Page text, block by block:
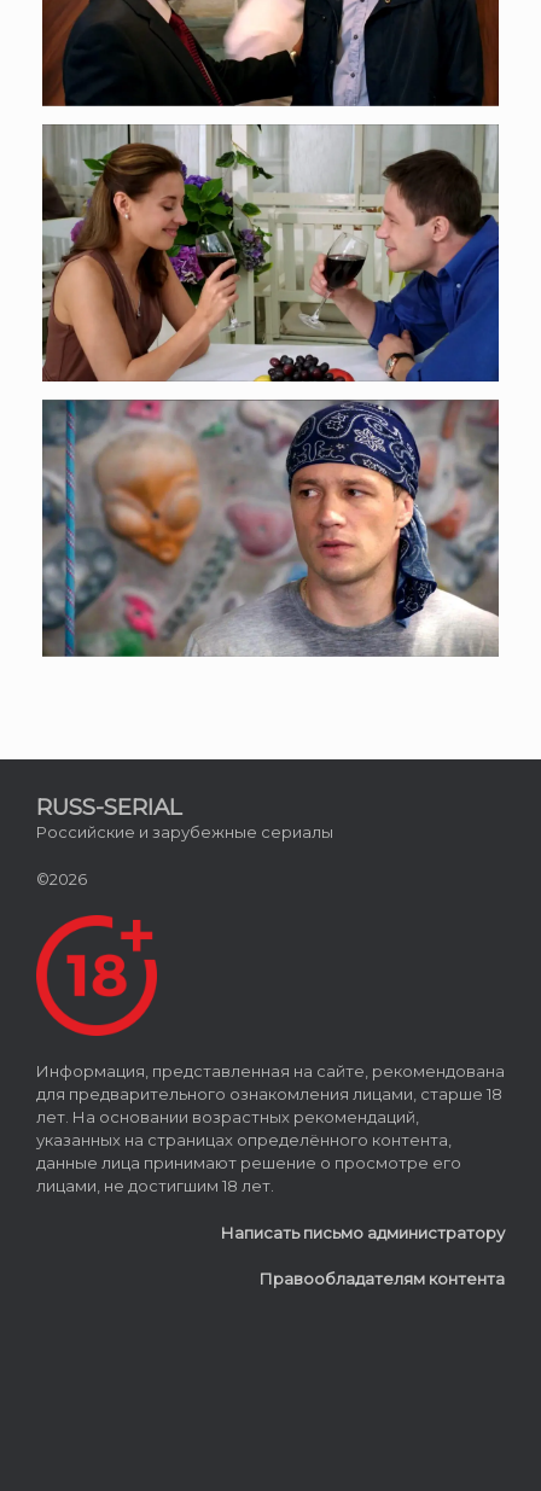
RUSS-SERIAL
Российские и зарубежные сериалы
©2026
Информация, представленная на сайте, рекомендована
для предварительного ознакомления лицами, старше 18
лет. На основании возрастных рекомендаций,
указанных на страницах определённого контента,
данные лица принимают решение о просмотре его
лицами, не достигшим 18 лет.
Написать письмо администратору
Правообладателям контента